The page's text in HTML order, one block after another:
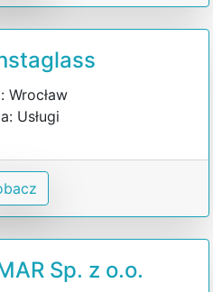
Wrocław
Usługi
Sp. z o.o.